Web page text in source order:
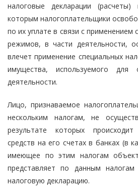
налоговые декларации
которым налогоплательщики
по их уплате в связи с применением
режимов, в части деятельности,
влечет применение специальных
имущества, используемого для
деятельности.
Лицо, признаваемое
нескольким налогам, не
результате которых
средств на его счетах в банках (в
имеющее по этим налогам
представляет по данным
налоговую декларацию.